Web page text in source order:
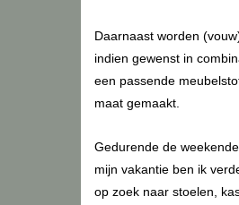
Daarnaast worden
indien gewenst in
een passende
maat gemaakt.
Gedurende de
mijn vakantie ben ik
op zoek naar stoelen,